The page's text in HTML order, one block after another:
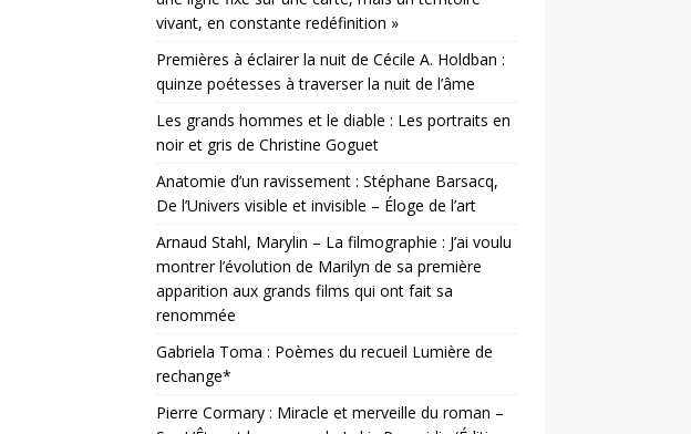
vivant, en constante redéfinition »
Premières à éclairer la nuit de Cécile A. Holdban :
quinze poétesses à traverser la nuit de l’âme
Les grands hommes et le diable : Les portraits en
noir et gris de Christine Goguet
Anatomie d’un ravissement : Stéphane Barsacq,
De l’Univers visible et invisible – Éloge de l’art
Arnaud Stahl, Marylin – La filmographie : J’ai voulu
montrer l’évolution de Marilyn de sa première
apparition aux grands films qui ont fait sa
renommée
Gabriela Toma : Poèmes du recueil Lumière de
rechange*
Pierre Cormary : Miracle et merveille du roman –